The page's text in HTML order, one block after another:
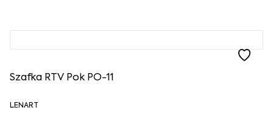
Szafka RTV Pok PO-11
LENART